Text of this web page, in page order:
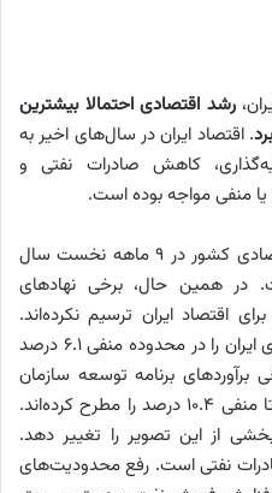
رشد اقتصادی احتمالا بیشترین
. اقتصاد ایران در سال‌های اخیر به
کاهش صادرات نفتی و
یا منفی مواجه بوده است.
بر اساس آمارهای موجود، رشد اقتصادی کشور در ۹ ماهه نخست سال
در همین حال، برخی نهادهای
اقتصاد ایران ترسیم نکرده‌اند.
صندوق بین‌المللی پول رشد اقتصادی ایران را در محدوده منفی ۶.۱ درصد
برنامه توسعه سازمان
ملل متحد دامنه‌ای بین منفی ۸.۸ تا منفی ۱۰.۴ درصد را مطرح کرده‌اند.
بخشی از این تصویر را تغییر دهد.
نفتی است. رفع محدودیت‌های